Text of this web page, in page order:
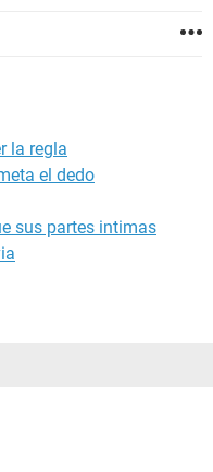
la regla
el dedo
sus partes intimas